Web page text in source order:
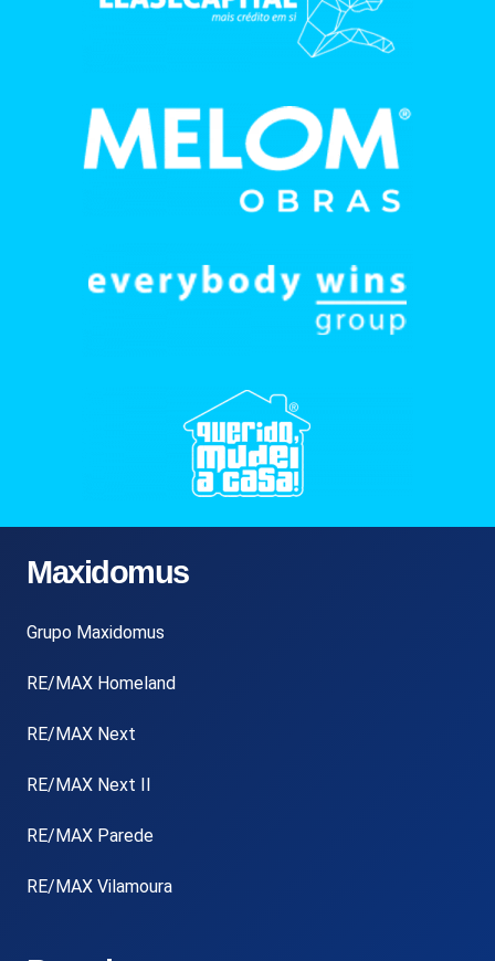
Maxidomus
Grupo Maxidomus
RE/MAX Homeland
RE/MAX Next
RE/MAX Next II
RE/MAX Parede
RE/MAX Vilamoura